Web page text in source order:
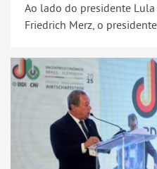
Ao lado do presidente
Friedrich Merz, o